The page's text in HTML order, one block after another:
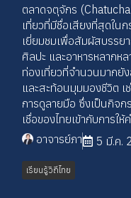
ตลาดจตุจักร
เที่ยวที่มีชื่อเสียงที่สุดใน
เยี่ยมชมเพื่อสัมผัสบรรย
ศิลปะ และอาหารหลากห
ท่องเที่ยวที่จำนวนมากยั
และสะท้อนมุมมองชีวิต เ
การดูลายมือ ซึ่งเป็นกิจ
เชื่อของไทยเข้ากับการใ
อาจารย์ภา
5 มี.ค.
เรียนรู้วิถีไทย